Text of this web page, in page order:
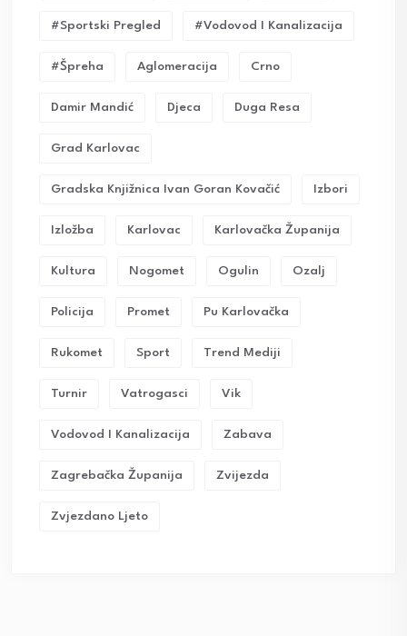
#sportski Pregled #vodovod I Kanalizacija
#Špreha Aglomeracija Crno
Damir Mandić Djeca Duga Resa
Grad Karlovac
Gradska Knjižnica Ivan Goran Kovačić Izbori
Izložba Karlovac Karlovačka Županija
Kultura Nogomet Ogulin Ozalj
Policija Promet Pu Karlovačka
Rukomet Sport Trend Mediji
Turnir Vatrogasci Vik
Vodovod I Kanalizacija Zabava
Zagrebačka Županija Zvijezda
Zvjezdano Ljeto